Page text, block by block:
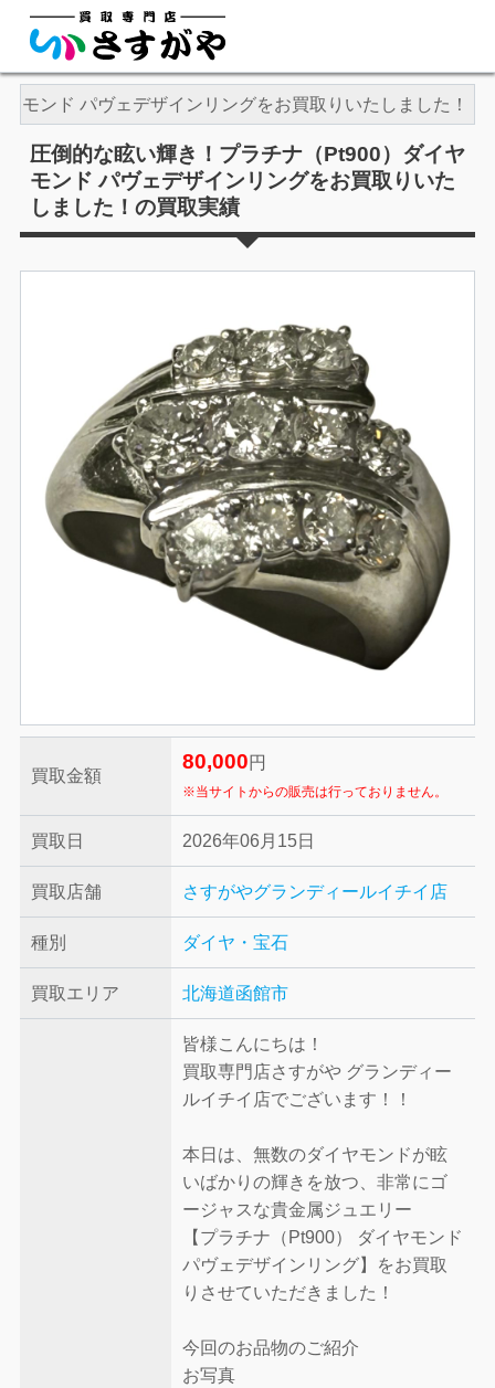
モンド パヴェデザインリングをお買取りいたしました！
圧倒的な眩い輝き！プラチナ（Pt900）ダイヤ
モンド パヴェデザインリングをお買取りいた
しました！の買取実績
買取金額
80,000 円
※当サイトからの販売は行っておりません。
買取日 2026年06月15日
買取店舗 さすがやグランディールイチイ店
種別 ダイヤ・宝石
買取エリア 北海道函館市
皆様こんにちは！
買取専門店さすがや グランディー
ルイチイ店でございます！！
本日は、無数のダイヤモンドが眩
いばかりの輝きを放つ、非常にゴ
ージャスな貴金属ジュエリー
【プラチナ（Pt900） ダイヤモンド
パヴェデザインリング】をお買取
りさせていただきました！
今回のお品物のご紹介
お写真